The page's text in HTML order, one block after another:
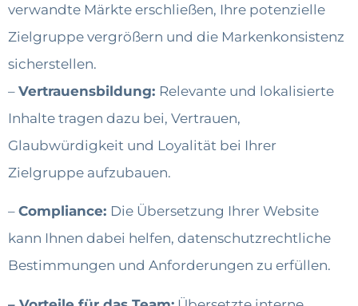
verwandte Märkte erschließen, Ihre potenzielle
Zielgruppe vergrößern und die Markenkonsistenz
sicherstellen.
– Vertrauensbildung: Relevante und lokalisierte
Inhalte tragen dazu bei, Vertrauen,
Glaubwürdigkeit und Loyalität bei Ihrer
Zielgruppe aufzubauen.
– Compliance: Die Übersetzung Ihrer Website
kann Ihnen dabei helfen, datenschutzrechtliche
Bestimmungen und Anforderungen zu erfüllen.